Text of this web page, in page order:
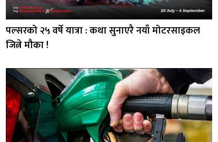
पल्सरको २५ वर्षे यात्रा : कथा सुनाएरै नयाँ मोटरसाइकल
जित्ने मौका !